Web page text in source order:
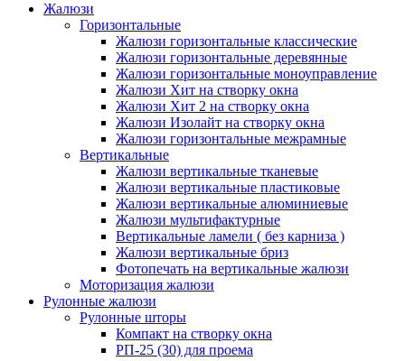
Жалюзи
Горизонтальные
Жалюзи горизонтальные классические
Жалюзи горизонтальные деревянные
Жалюзи горизонтальные моноуправление
Жалюзи Хит на створку окна
Жалюзи Хит 2 на створку окна
Жалюзи Изолайт на створку окна
Жалюзи горизонтальные межрамные
Вертикальные
Жалюзи вертикальные тканевые
Жалюзи вертикальные пластиковые
Жалюзи вертикальные алюминиевые
Жалюзи мультифактурные
Вертикальные ламели ( без карниза )
Жалюзи вертикальные бриз
Фотопечать на вертикальные жалюзи
Моторизация жалюзи
Рулонные жалюзи
Рулонные шторы
Компакт на створку окна
РП-25 (30) для проема